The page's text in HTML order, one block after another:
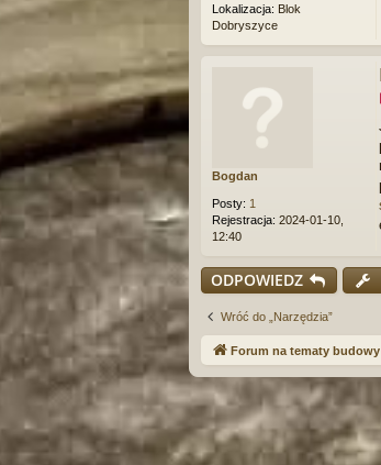
Lokalizacja: Blok
Dobryszyce
Bogdan
Posty: 1
Rejestracja: 2024-01-10,
12:40
ODPOWIEDZ
Wróć do „Narzędzia”
Forum na tematy